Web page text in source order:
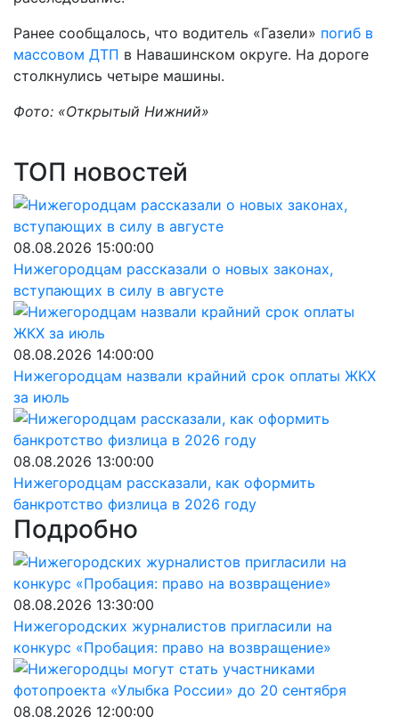
Ранее сообщалось, что водитель «Газели» погиб в
массовом ДТП в Навашинском округе. На дороге
столкнулись четыре машины.
Фото: «Открытый Нижний»
ТОП новостей
08.08.2026 15:00:00
Нижегородцам рассказали о новых законах,
вступающих в силу в августе
08.08.2026 14:00:00
Нижегородцам назвали крайний срок оплаты ЖКХ
за июль
08.08.2026 13:00:00
Нижегородцам рассказали, как оформить
банкротство физлица в 2026 году
Подробно
08.08.2026 13:30:00
Нижегородских журналистов пригласили на
конкурс «Пробация: право на возвращение»
08.08.2026 12:00:00